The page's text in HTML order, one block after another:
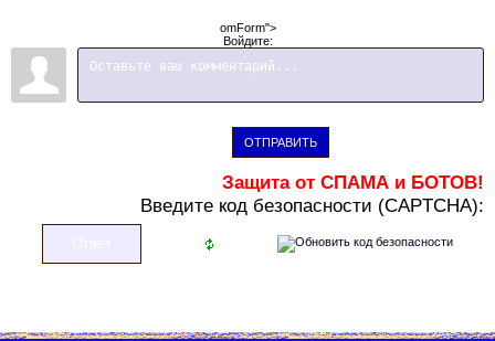
omForm">
Войдите:
ОТПРАВИТЬ
Защита от СПАМА и БОТОВ!
Введите код безопасности (CAPTCHA):